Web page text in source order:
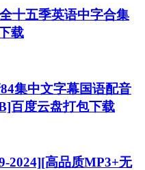
十五季英语中字合集
载
集中文字幕国语配音
百度云盘打包下载
2024][高品质MP3+无